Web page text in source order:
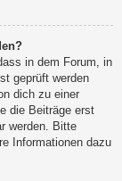
in dem Forum, in
geprüft werden
dich zu einer
die Beiträge erst
werden. Bitte
Informationen dazu